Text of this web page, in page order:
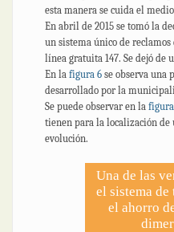
esta manera se cuida el
En abril de 2015 se tomó la
un sistema único de reclamos
línea gratuita 147. Se dejó de
En la figura 6 se observa una
desarrollado por la
Se puede observar en la
tienen para la localización de
evolución.
Una de las
el sistema de
el ahorro